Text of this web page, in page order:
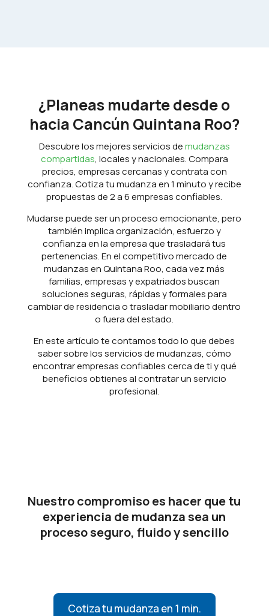
¿Planeas mudarte desde o
hacia Cancún Quintana Roo?
Descubre los mejores servicios demudanzas
compartidas, locales y nacionales. Compara
precios, empresas cercanas y contrata con
confianza. Cotiza tu mudanza en 1 minuto y recibe
propuestas de 2 a 6 empresas confiables.
Mudarse puede ser un proceso emocionante, pero
también implica organización, esfuerzo y
confianza en la empresa que trasladará tus
pertenencias. En el competitivo mercado de
mudanzas en Quintana Roo, cada vez más
familias, empresas y expatriados buscan
soluciones seguras, rápidas y formales para
cambiar de residencia o trasladar mobiliario dentro
o fuera del estado.
En este artículo te contamos todo lo que debes
saber sobre los servicios de mudanzas, cómo
encontrar empresas confiables cerca de ti y qué
beneficios obtienes al contratar un servicio
profesional.
Nuestro compromiso es hacer que tu
experiencia de mudanza sea un
proceso seguro, fluido y sencillo
Cotiza tu mudanza en 1 min.